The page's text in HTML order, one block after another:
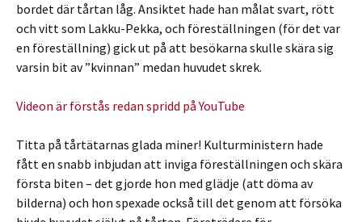
bordet där tårtan låg. Ansiktet hade han målat svart, rött
och vitt som Lakku-Pekka, och föreställningen (för det var
en föreställning) gick ut på att besökarna skulle skära sig
varsin bit av ”kvinnan” medan huvudet skrek.
Videon är förstås redan spridd på YouTube
Titta på tårtätarnas glada miner! Kulturministern hade
fått en snabb inbjudan att inviga föreställningen och skära
första biten – det gjorde hon med glädje (att döma av
bilderna) och hon spexade också till det genom att försöka